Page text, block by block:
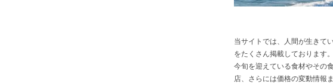
当サイトでは、人間が生きて
をたくさん掲載しております。
今旬を迎えている食材やその
店、さらには価格の変動情報